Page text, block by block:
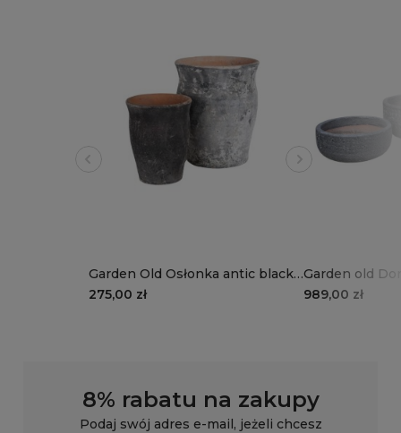
Garden Old Osłonka antic black
kpl. 2 szt.
275,00 zł
Garden old
black kpl. 3
989,00 zł
8% rabatu na zakupy
Podaj swój adres e-mail, jeżeli chcesz